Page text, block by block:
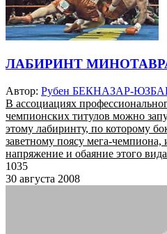
ЛАБИРИНТ
Автор: Рубен БЕКНАЗАР-
В ассоциациях
чемпионских титулов можно
этому лабиринту, по которому
заветному поясу мега-чемпиона,
напряжение и обаяние этого
1035
30 августа 2008